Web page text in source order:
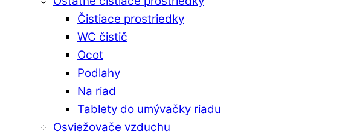
Čistiace prostriedky
WC čistič
Ocot
Podlahy
Na riad
Tablety do umývačky riadu
Osviežovače vzduchu